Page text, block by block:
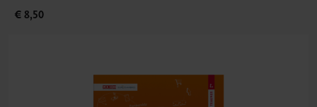
€ 8,50